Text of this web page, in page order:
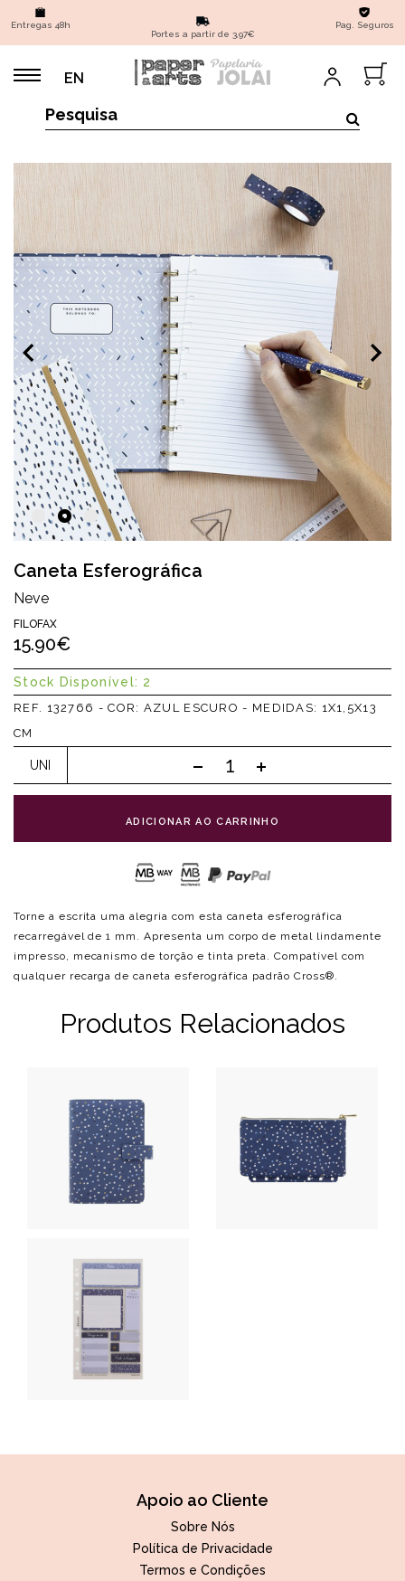
Entregas 48h
Portes a partir de 3,97€
Pag. Seguros
EN
Caneta Esferográfica
Neve
FILOFAX
15.90€
Stock Disponível: 2
REF. 132766 - COR: AZUL ESCURO - MEDIDAS: 1X1,5X13
CM
UNI
ADICIONAR AO CARRINHO
Torne a escrita uma alegria com esta caneta esferográfica
recarregável de 1 mm. Apresenta um corpo de metal lindamente
impresso, mecanismo de torção e tinta preta. Compatível com
qualquer recarga de caneta esferográfica padrão Cross®.
Produtos Relacionados
Apoio ao Cliente
Sobre Nós
Política de Privacidade
Termos e Condições